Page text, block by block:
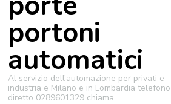
portoni
automatici
Al servizio dell'automazione per privati e
industria e Milano e in Lombardia telefono
diretto 0289601329 chiama